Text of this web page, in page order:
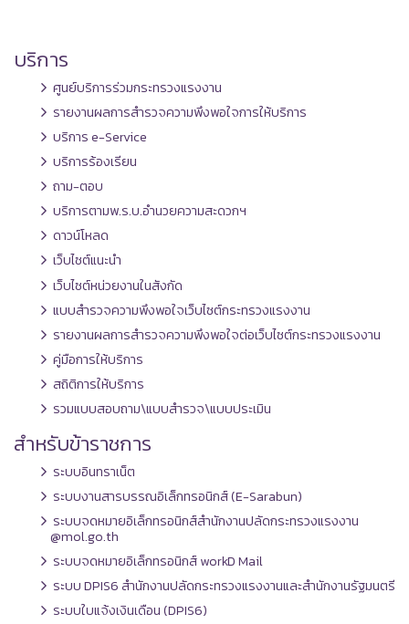
บริการ
ศูนย์บริการร่วมกระทรวงแรงงาน
รายงานผลการสำรวจความพึงพอใจการให้บริการ
บริการ e-Service
บริการร้องเรียน
ถาม-ตอบ
บริการตามพ.ร.บ.อำนวยความสะดวกฯ
ดาวน์โหลด
เว็บไซต์แนะนำ
เว็บไซต์หน่วยงานในสังกัด
แบบสำรวจความพึงพอใจเว็บไซต์กระทรวงแรงงาน
รายงานผลการสำรวจความพึงพอใจต่อเว็บไซต์กระทรวงแรงงาน
คู่มือการให้บริการ
สถิติการให้บริการ
รวมแบบสอบถาม\แบบสำรวจ\แบบประเมิน
สำหรับข้าราชการ
ระบบอินทราเน็ต
ระบบงานสารบรรณอิเล็กทรอนิกส์ (E-Sarabun)
ระบบจดหมายอิเล็กทรอนิกส์สำนักงานปลัดกระทรวงแรงงาน
@mol.go.th
ระบบจดหมายอิเล็กทรอนิกส์ workD Mail
ระบบ DPIS6 สำนักงานปลัดกระทรวงแรงงานและสำนักงานรัฐมนตรี
ระบบใบแจ้งเงินเดือน (DPIS6)